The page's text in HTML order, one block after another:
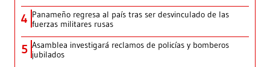
4 Panameño regresa al país tras ser desvinculado de las
fuerzas militares rusas
5 Asamblea investigará reclamos de policías y bomberos
jubilados